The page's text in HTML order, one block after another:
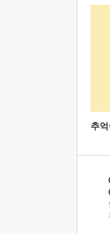
추